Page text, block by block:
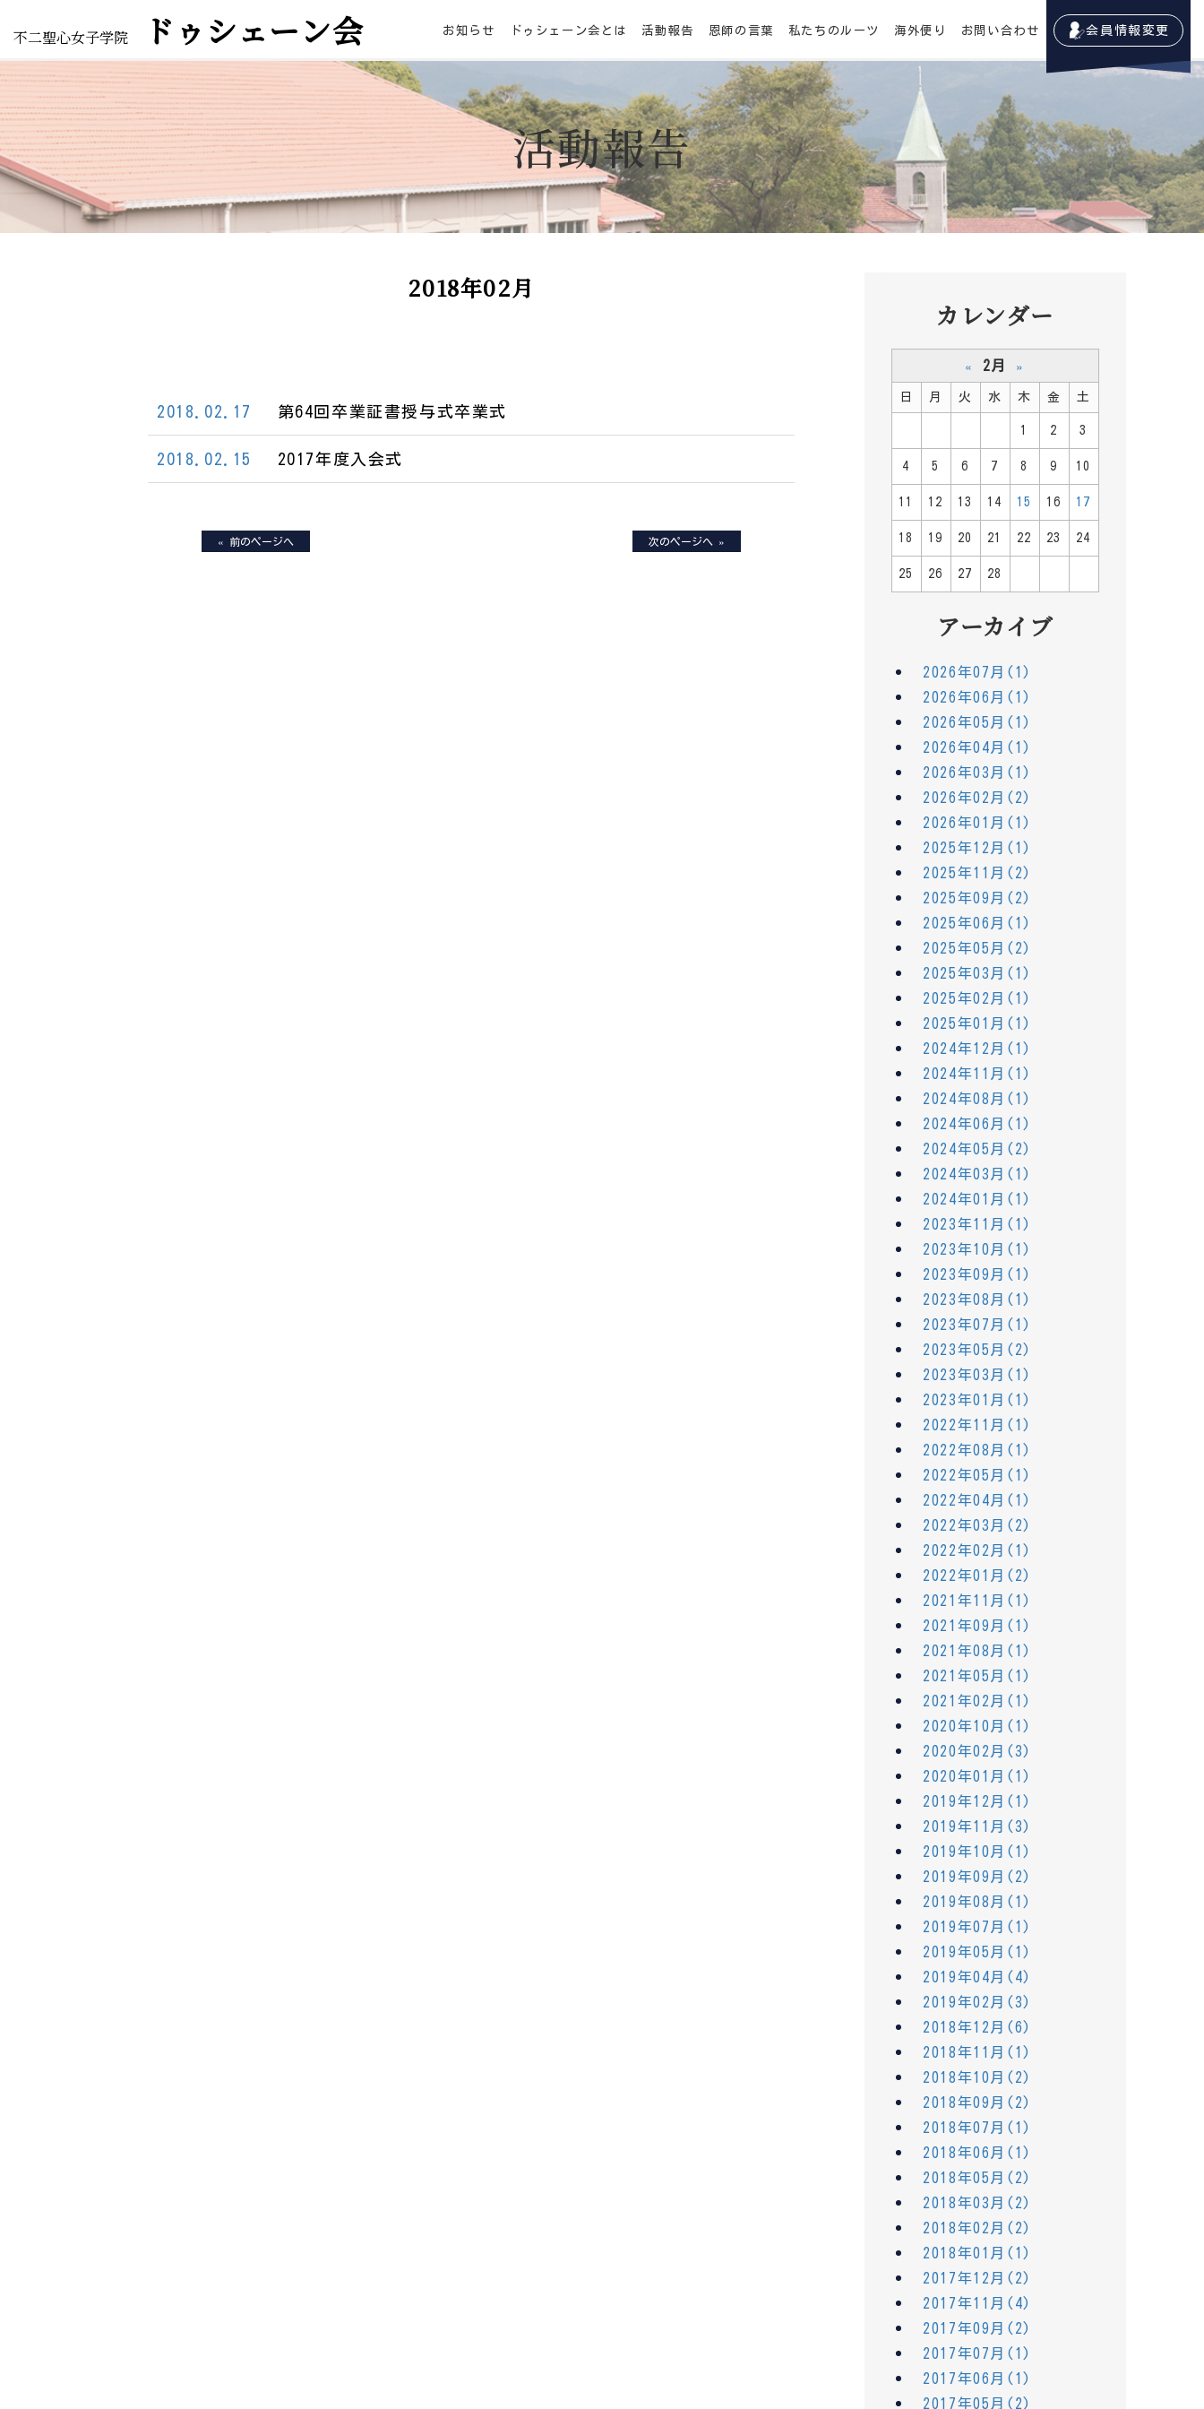
不二聖心女子学院 ドゥシェーン会 お知らせ ドゥシェーン会とは 活動報告 恩師の言葉 私たちのルーツ 海外便り お問い合わせ 会員情報変更
活動報告
2018年02月
2018.02.17 第64回卒業証書授与式卒業式
2018.02.15 2017年度入会式
« 前のページへ 次のページへ »
カレンダー
« 2月 »
日 月 火 水 木 金 土
1 2 3
4 5 6 7 8 9 10
11 12 13 14 15 16 17
18 19 20 21 22 23 24
25 26 27 28
アーカイブ
2026年07月(1)
2026年06月(1)
2026年05月(1)
2026年04月(1)
2026年03月(1)
2026年02月(2)
2026年01月(1)
2025年12月(1)
2025年11月(2)
2025年09月(2)
2025年06月(1)
2025年05月(2)
2025年03月(1)
2025年02月(1)
2025年01月(1)
2024年12月(1)
2024年11月(1)
2024年08月(1)
2024年06月(1)
2024年05月(2)
2024年03月(1)
2024年01月(1)
2023年11月(1)
2023年10月(1)
2023年09月(1)
2023年08月(1)
2023年07月(1)
2023年05月(2)
2023年03月(1)
2023年01月(1)
2022年11月(1)
2022年08月(1)
2022年05月(1)
2022年04月(1)
2022年03月(2)
2022年02月(1)
2022年01月(2)
2021年11月(1)
2021年09月(1)
2021年08月(1)
2021年05月(1)
2021年02月(1)
2020年10月(1)
2020年02月(3)
2020年01月(1)
2019年12月(1)
2019年11月(3)
2019年10月(1)
2019年09月(2)
2019年08月(1)
2019年07月(1)
2019年05月(1)
2019年04月(4)
2019年02月(3)
2018年12月(6)
2018年11月(1)
2018年10月(2)
2018年09月(2)
2018年07月(1)
2018年06月(1)
2018年05月(2)
2018年03月(2)
2018年02月(2)
2018年01月(1)
2017年12月(2)
2017年11月(4)
2017年09月(2)
2017年07月(1)
2017年06月(1)
2017年05月(2)